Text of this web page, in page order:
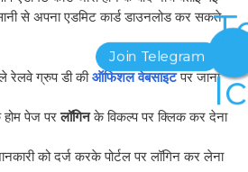
से अपना एडमिट कार्ड डाउनलोड कर सकते
रेलवे ग्रुप डी कीऑफिशल वेबसाइटपर जाना
पेज परलॉगिनके विकल्प पर क्लिक कर देना
को दर्ज करके पोर्टल पर लॉगिन कर लेना